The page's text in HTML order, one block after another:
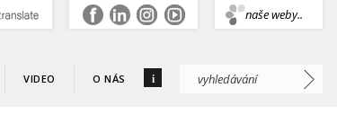
naše weby..
VIDEO O NÁS i